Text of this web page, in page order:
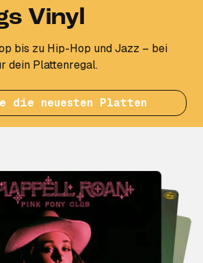
Vinyl
bis zu Hip-Hop und Jazz – bei
dein Plattenregal.
die neuesten Platten